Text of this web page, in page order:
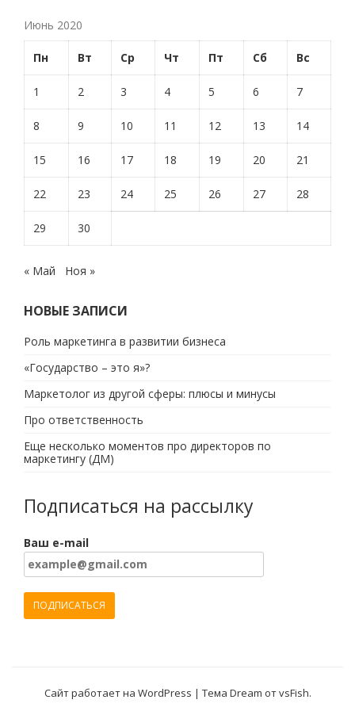
Июнь 2020
Пн Вт Ср Чт Пт Сб Вс
1 2 3 4 5 6 7
8 9 10 11 12 13 14
15 16 17 18 19 20 21
22 23 24 25 26 27 28
29 30
« Май Ноя »
НОВЫЕ ЗАПИСИ
Роль маркетинга в развитии бизнеса
«Государство – это я»?
Маркетолог из другой сферы: плюсы и минусы
Про ответственность
Еще несколько моментов про директоров по
маркетингу (ДМ)
Подписаться на рассылку
Ваш e-mail
Сайт работает на WordPress | Тема Dream отvsFish.